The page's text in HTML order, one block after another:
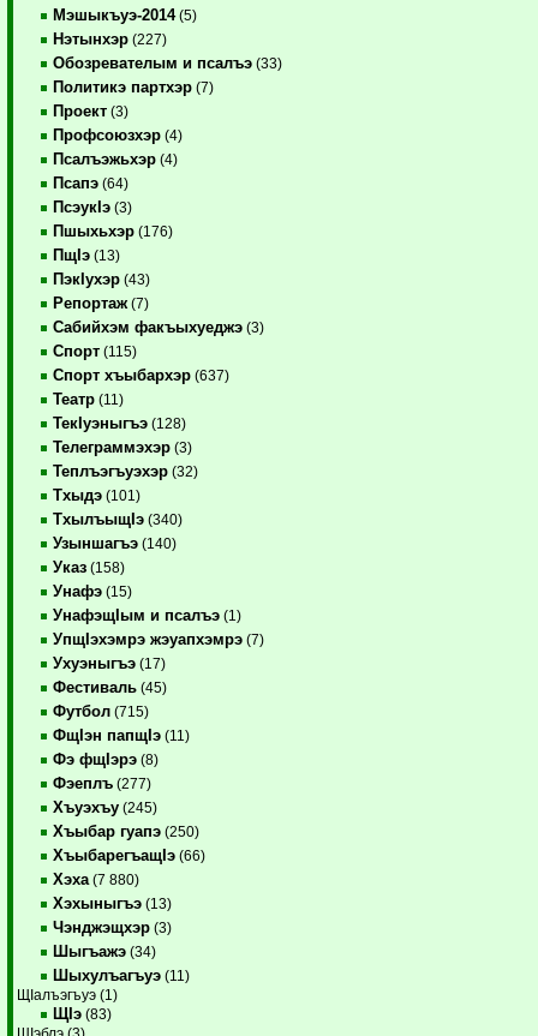
Мэшыкъуэ-2014(5)
Нэтынхэр (227)
Обозревателым и псалъэ (33)
Политикэ партхэр (7)
Проект (3)
Профсоюзхэр (4)
Псалъэжьхэр (4)
Псапэ (64)
ПсэукIэ (3)
Пшыхьхэр (176)
ПщIэ (13)
ПэкIухэр (43)
Репортаж (7)
Сабийхэм факъыхуеджэ (3)
Спорт (115)
Спорт хъыбархэр (637)
Театр (11)
ТекIуэныгъэ (128)
Телеграммэхэр (3)
Теплъэгъуэхэр (32)
Тхыдэ (101)
ТхылъыщIэ (340)
Узыншагъэ (140)
Указ (158)
Унафэ (15)
УнафэщIым и псалъэ (1)
УпщIэхэмрэ жэуапхэмрэ (7)
Ухуэныгъэ (17)
Фестиваль (45)
Футбол (715)
ФщIэн папщIэ (11)
Фэ фщIэрэ (8)
Фэеплъ (277)
Хъуэхъу (245)
Хъыбар гуапэ (250)
ХъыбарегъащIэ (66)
Хэха (7 880)
Хэхыныгъэ (13)
Чэнджэщхэр (3)
Шыгъажэ (34)
Шыхулъагъуэ (11)
ЩIалъэгъуэ (1)
ЩIэ (83)
ЩIэблэ (3)